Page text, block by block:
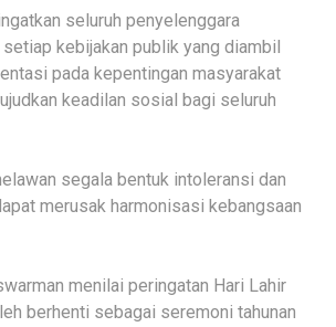
seluruh penyelenggara
kebijakan publik yang diambil
pada kepentingan masyarakat
keadilan sosial bagi seluruh
segala bentuk intoleransi dan
merusak harmonisasi kebangsaan
menilai peringatan Hari Lahir
berhenti sebagai seremoni tahunan